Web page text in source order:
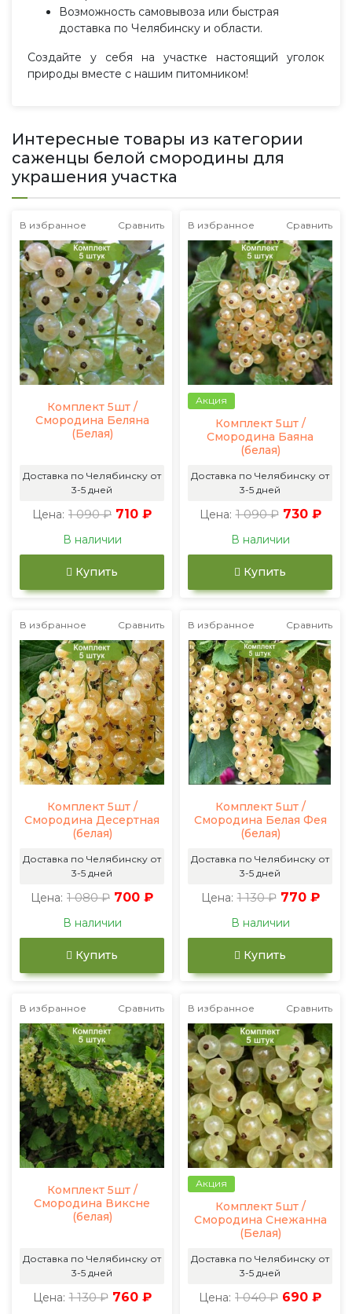
Возможность самовывоза или быстрая
доставка по Челябинску и области.
Создайте у себя на участке настоящий уголок
природы вместе с нашим питомником!
Интересные товары из категории
саженцы белой смородины для
украшения участка
В избранное Сравнить
Комплект 5шт /
Смородина Беляна
(Белая)
Доставка по Челябинску от
3-5 дней
Цена: 1 090 ₽ 710 ₽
В наличии
Купить
В избранное Сравнить
Акция
Комплект 5шт /
Смородина Баяна
(белая)
Доставка по Челябинску от
3-5 дней
Цена: 1 090 ₽ 730 ₽
В наличии
Купить
В избранное Сравнить
Комплект 5шт /
Смородина Десертная
(белая)
Доставка по Челябинску от
3-5 дней
Цена: 1 080 ₽ 700 ₽
В наличии
Купить
В избранное Сравнить
Комплект 5шт /
Смородина Белая Фея
(белая)
Доставка по Челябинску от
3-5 дней
Цена: 1 130 ₽ 770 ₽
В наличии
Купить
В избранное Сравнить
Комплект 5шт /
Смородина Виксне
(белая)
Доставка по Челябинску от
3-5 дней
Цена: 1 130 ₽ 760 ₽
В избранное Сравнить
Акция
Комплект 5шт /
Смородина Снежанна
(Белая)
Доставка по Челябинску от
3-5 дней
Цена: 1 040 ₽ 690 ₽